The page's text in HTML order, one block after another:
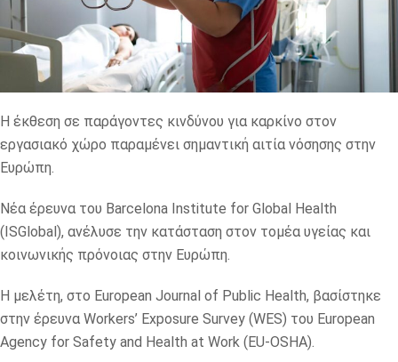
Η έκθεση σε παράγοντες κινδύνου για καρκίνο στον
εργασιακό χώρο παραμένει σημαντική αιτία νόσησης στην
Ευρώπη.
Νέα έρευνα του Barcelona Institute for Global Health
(ISGlobal), ανέλυσε την κατάσταση στον τομέα υγείας και
κοινωνικής πρόνοιας στην Ευρώπη.
Η μελέτη, στο European Journal of Public Health, βασίστηκε
στην έρευνα Workers’ Exposure Survey (WES) του European
Agency for Safety and Health at Work (EU-OSHA).